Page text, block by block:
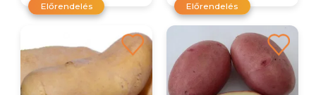
Előrendelés Előrendelés